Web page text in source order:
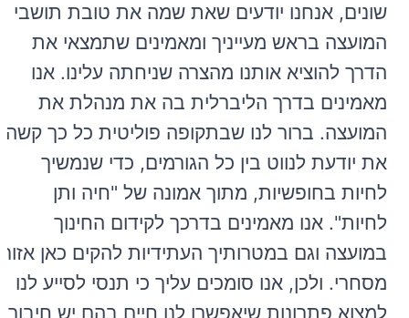
שונים, אנחנו יודעים שאת שמה את טובת תושבי
המועצה בראש מעייניך ומאמינים שתמצאי את
הדרך להוציא אותנו מהצרה שניחתה עלינו. אנו
מאמינים בדרך הליברלית בה את מנהלת את
המועצה. ברור לנו שבתקופה פוליטית כל כך קשה,
את יודעת לנווט בין כל הגורמים, כדי שנמשיך
לחיות בחופשיות, מתוך אמונה של "חיה ותן
לחיות". אנו מאמינים בדרכך לקידום החינוך
במועצה וגם במטרותיך העתידיות להקים כאן אזור
מסחרי. ולכן, אנו סומכים עליך כי תנסי לסייע לנו
למצוא פתרונות שיאפשרו לנו חיים בהם יש חיבור